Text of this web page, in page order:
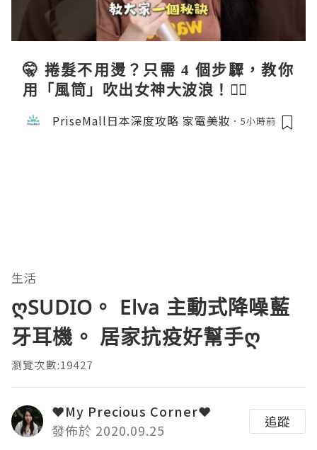
🤫 捲髮不用燙？只需 4 個步驟，教你
用「風筒」吹出女神大波浪！💇‍♀️
PriseMall日本深度攻略 家電美妝 5小時前
生活
ღSUDIO。 Elva 主動式降噪藍
牙耳機。 居家抗疫好幫手ღ
瀏覽次數:19427
❤My Precious Corner❤
發佈於 2020.09.25
追蹤